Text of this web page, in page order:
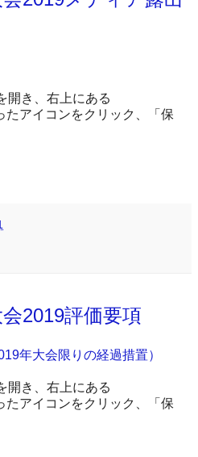
開き、右上にある
アイコンをクリック、「保
2019評価要項
年大会限りの経過措置）
開き、右上にある
アイコンをクリック、「保